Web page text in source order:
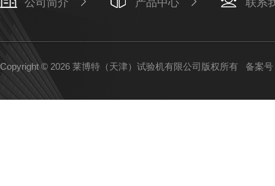
公司简介 产品中心 联系
Copyright © 2026 莱博特（天津）试验机有限公司版权所有 备案号